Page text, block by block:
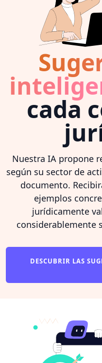
cada
Nuestra IA propone
según su sector de
documento.
ejemplos
jurídicamente
considerablemente
DESCUBRIR LAS